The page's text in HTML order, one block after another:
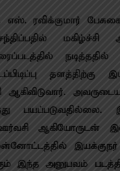
எஸ். ரவிக்குமார்
மகிழ்ச்சி
தளத்திற்கு
ஆகிவிடுவார்.
ஊர்வசி ஆகியோருடன்
இந்த அனுபவம்